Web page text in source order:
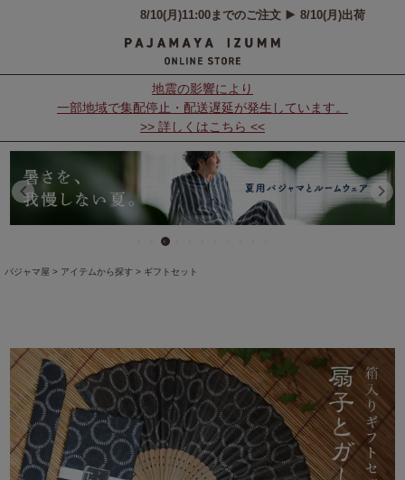
地震の影響により
一部地域で集配停止・配送遅延が発生しています。
>> 詳しくはこちら <<
パジャマ屋 アイテムから探す ギフトセット